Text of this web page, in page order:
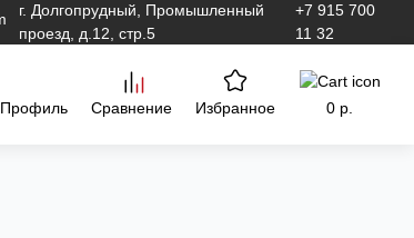
г. Долгопрудный, Промышленный
проезд, д.12, стр.5
+7 915 700
11 32
Профиль Сравнение Избранное 0 р.